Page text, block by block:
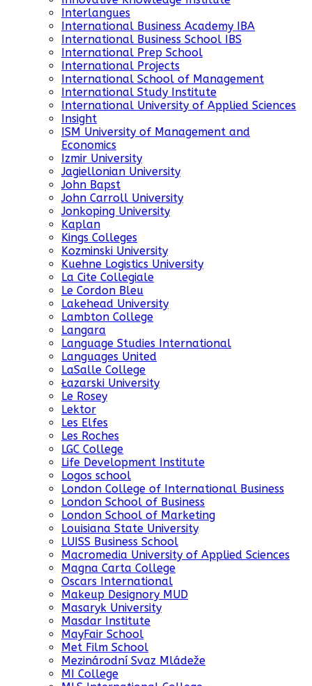
Interlangues
International Business Academy IBA
International Business School IBS
International Prep School
International Projects
International School of Management
International Study Institute
International University of Applied Sciences
Insight
ISM University of Management and
Economics
Izmir University
Jagiellonian University
John Bapst
John Carroll University
Jonkoping University
Kaplan
Kings Colleges
Kozminski University
Kuehne Logistics University
La Cite Collegiale
Le Cordon Bleu
Lakehead University
Lambton College
Langara
Language Studies International
Languages United
LaSalle College
Łazarski University
Le Rosey
Lektor
Les Elfes
Les Roches
LGC College
Life Development Institute
Logos school
London College of International Business
London School of Business
London School of Marketing
Louisiana State University
LUISS Business School
Macromedia University of Applied Sciences
Magna Carta College
Oscars International
Makeup Designory MUD
Masaryk University
Masdar Institute
MayFair School
Met Film School
Mezinárodní Svaz Mládeže
MI College